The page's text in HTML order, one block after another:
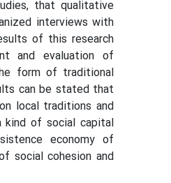
that qualitative
interviews with
of this research
and evaluation of
form of traditional
can be stated that
local traditions and
kind of social capital
economy of
social cohesion and